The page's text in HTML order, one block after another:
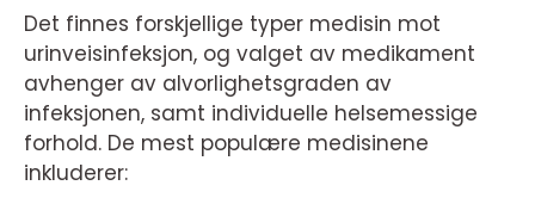
Det finnes forskjellige typer medisin mot
urinveisinfeksjon, og valget av medikament
avhenger av alvorlighetsgraden av
infeksjonen, samt individuelle helsemessige
forhold. De mest populære medisinene
inkluderer: